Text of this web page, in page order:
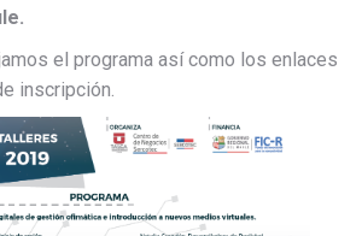
el programa así como los enlaces
inscripción.